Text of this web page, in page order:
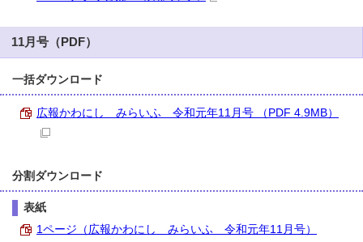
11月号（PDF）
一括ダウンロード
広報かわにし みらいふ 令和元年11月号 （PDF 4.9MB）
分割ダウンロード
表紙
1ページ（広報かわにし みらいふ 令和元年11月号）